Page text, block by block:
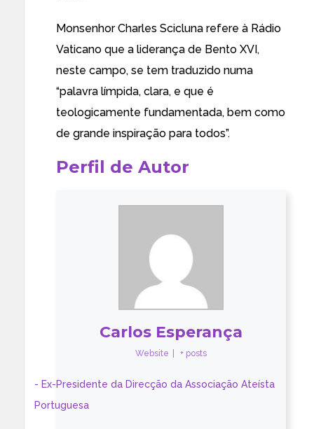
Monsenhor Charles Scicluna refere à Rádio
Vaticano que a liderança de Bento XVI,
neste campo, se tem traduzido numa
“palavra límpida, clara, e que é
teologicamente fundamentada, bem como
de grande inspiração para todos”.
Perfil de Autor
Carlos Esperança
Website + posts
- Ex-Presidente da Direcção da Associação Ateísta
Portuguesa